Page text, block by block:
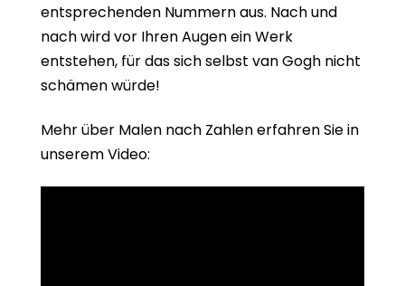
entsprechenden Nummern aus. Nach und
nach wird vor Ihren Augen ein Werk
entstehen, für das sich selbst van Gogh nicht
schämen würde!
Mehr über Malen nach Zahlen erfahren Sie in
unserem Video: